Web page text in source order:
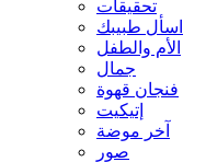
تحقيقات
اسأل طبيبك
الأم والطفل
جمال
فنجان قهوة
إتيكيت
آخر موضة
صور